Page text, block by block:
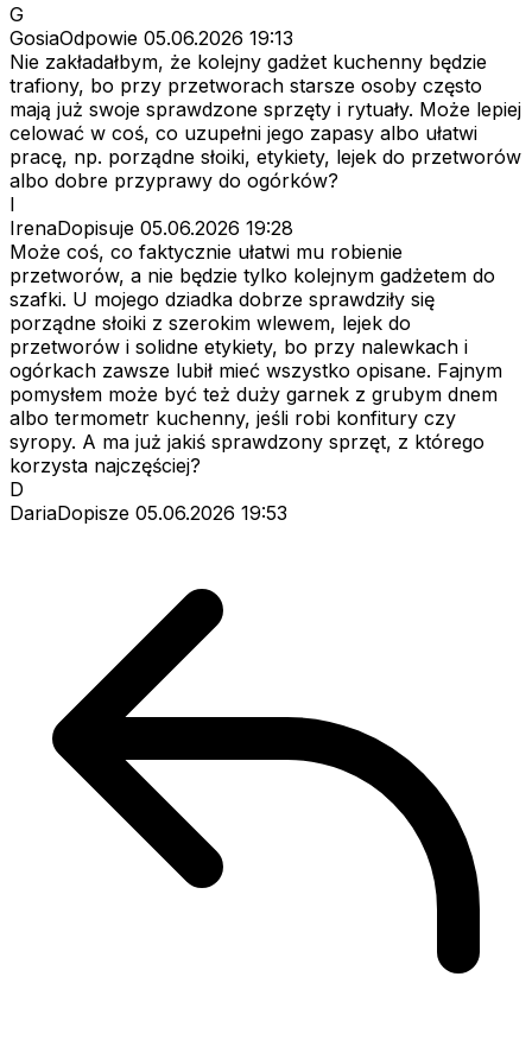
G
GosiaOdpowie 05.06.2026 19:13
Nie zakładałbym, że kolejny gadżet kuchenny będzie
trafiony, bo przy przetworach starsze osoby często
mają już swoje sprawdzone sprzęty i rytuały. Może lepiej
celować w coś, co uzupełni jego zapasy albo ułatwi
pracę, np. porządne słoiki, etykiety, lejek do przetworów
albo dobre przyprawy do ogórków?
I
IrenaDopisuje 05.06.2026 19:28
Może coś, co faktycznie ułatwi mu robienie
przetworów, a nie będzie tylko kolejnym gadżetem do
szafki. U mojego dziadka dobrze sprawdziły się
porządne słoiki z szerokim wlewem, lejek do
przetworów i solidne etykiety, bo przy nalewkach i
ogórkach zawsze lubił mieć wszystko opisane. Fajnym
pomysłem może być też duży garnek z grubym dnem
albo termometr kuchenny, jeśli robi konfitury czy
syropy. A ma już jakiś sprawdzony sprzęt, z którego
korzysta najczęściej?
D
DariaDopisze 05.06.2026 19:53